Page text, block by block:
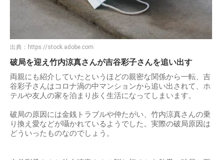
出典： https://stock.adobe.com
破局を迎え竹内涼真さんが吉谷彩子さんを追い出す
両親にも紹介していたというほどの親密な関係から一転、吉
谷彩子さんはコロナ渦の中マンションから追い出されて、ホ
テルや友人の家を泊まり歩く生活になってしまいます。
破局の原因には金銭トラブルや仲たがい、竹内涼真さんの乗
り換え愛などが囁かれているようでした。実際の破局原因は
どういったものなのでしょう。